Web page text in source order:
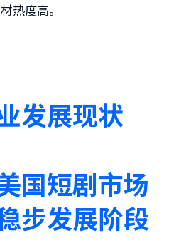
热度高。
发展现状
国短剧市场
步发展阶段